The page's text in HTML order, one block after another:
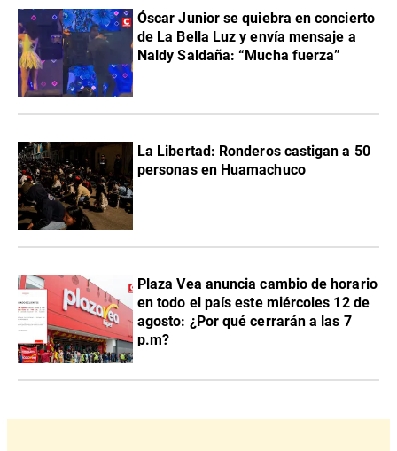
Óscar Junior se quiebra en concierto
de La Bella Luz y envía mensaje a
Naldy Saldaña: “Mucha fuerza”
La Libertad: Ronderos castigan a 50
personas en Huamachuco
Plaza Vea anuncia cambio de horario
en todo el país este miércoles 12 de
agosto: ¿Por qué cerrarán a las 7
p.m?